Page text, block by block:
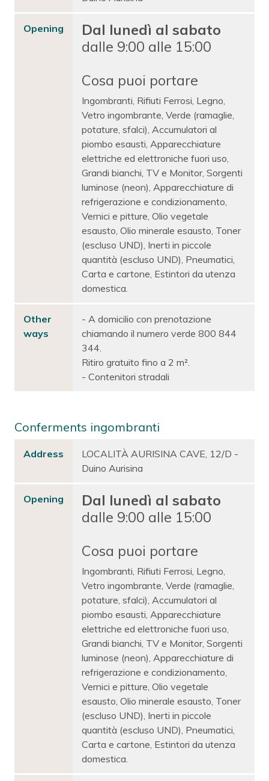
Opening
Dal lunedì al sabato
dalle 9:00 alle 15:00
Cosa puoi portare
Ingombranti, Rifiuti Ferrosi, Legno,
Vetro ingombrante, Verde (ramaglie,
potature, sfalci), Accumulatori al
piombo esausti, Apparecchiature
elettriche ed elettroniche fuori uso,
Grandi bianchi, TV e Monitor, Sorgenti
luminose (neon), Apparecchiature di
refrigerazione e condizionamento,
Vernici e pitture, Olio vegetale
esausto, Olio minerale esausto, Toner
(escluso UND), Inerti in piccole
quantità (escluso UND), Pneumatici,
Carta e cartone, Estintori da utenza
domestica.
Other
ways
- A domicilio con prenotazione
chiamando il numero verde 800 844
344.
Ritiro gratuito fino a 2 m².
- Contenitori stradali
Conferments ingombranti
Address
LOCALITÀ AURISINA CAVE, 12/D -
Duino Aurisina
Opening
Dal lunedì al sabato
dalle 9:00 alle 15:00
Cosa puoi portare
Ingombranti, Rifiuti Ferrosi, Legno,
Vetro ingombrante, Verde (ramaglie,
potature, sfalci), Accumulatori al
piombo esausti, Apparecchiature
elettriche ed elettroniche fuori uso,
Grandi bianchi, TV e Monitor, Sorgenti
luminose (neon), Apparecchiature di
refrigerazione e condizionamento,
Vernici e pitture, Olio vegetale
esausto, Olio minerale esausto, Toner
(escluso UND), Inerti in piccole
quantità (escluso UND), Pneumatici,
Carta e cartone, Estintori da utenza
domestica.